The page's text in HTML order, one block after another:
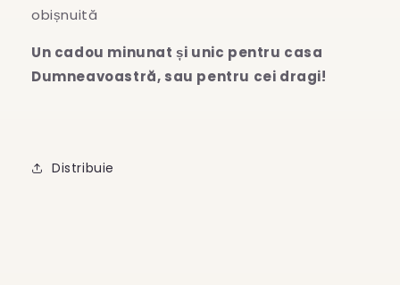
obișnuită
Un cadou minunat și unic pentru casa
Dumneavoastră, sau pentru cei dragi!
Distribuie